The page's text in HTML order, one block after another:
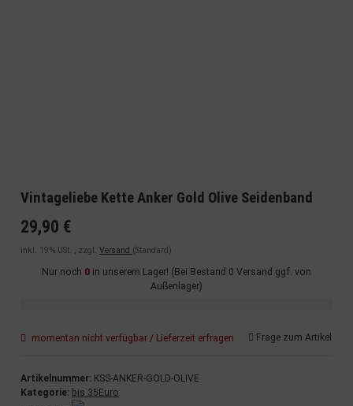
Vintageliebe Kette Anker Gold Olive Seidenband
29,90 €
inkl. 19% USt. , zzgl. Versand (Standard)
Nur noch 0 in unserem Lager! (Bei Bestand 0 Versand ggf. von
Außenlager)
momentan nicht verfügbar / Lieferzeit erfragen Frage zum Artikel
Artikelnummer: KSS-ANKER-GOLD-OLIVE
Kategorie: bis 35Euro